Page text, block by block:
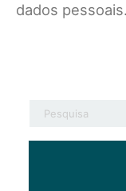
dados pessoais.